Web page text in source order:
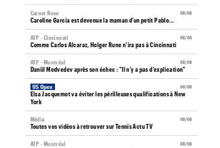
08/08
Carnet Rose
Caroline Garcia est devenue la maman d’un petit Pablo...
08/08
ATP - Cincinnati
Comme Carlos Alcaraz, Holger Rune n'ira pas à Cincinnati
08/08
ATP - Montréal
Daniil Medvedev après son échec : "Il n’y a pas d’explication"
08/08
US Open
Elsa Jacquemot va éviter les périlleuses qualifications à New
York
08/08
Média
Toutes vos vidéos à retrouver sur Tennis Actu TV
08/08
ATP - Montréal